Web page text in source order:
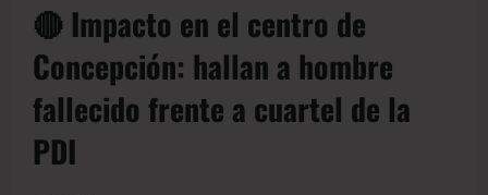
🔴 Impacto en el centro de
Concepción: hallan a hombre
fallecido frente a cuartel de la
PDI